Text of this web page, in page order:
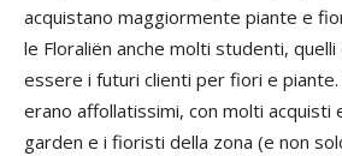
acquistano maggiormente piante e
le Floraliën anche molti studenti,
essere i futuri clienti per fiori e piante.
erano affollatissimi, con molti acquisti
garden e i fioristi della zona (e non